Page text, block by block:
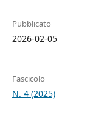
Pubblicato
2026-02-05
Fascicolo
N. 4 (2025)